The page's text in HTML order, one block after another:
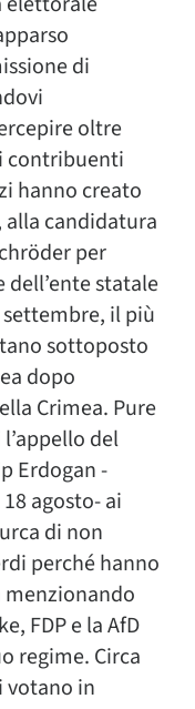
di
oltre
contribuenti
hanno creato
alla candidatura
per
statale
il più
sottoposto
dopo
Crimea. Pure
del
Erdogan -
agosto- ai
di non
perché hanno
FDP e la AfD
regime. Circa
votano in